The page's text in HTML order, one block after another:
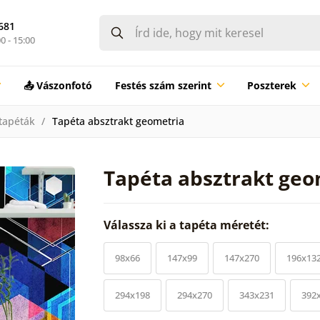
- 15:00
📤 Vászonfotó Festés szám szerint Poszterek
Tapéta absztrakt geometria
Tapéta absztrakt
Válassza ki a tapéta méretét:
98x66 147x99 147x270
294x198 294x270 343x231